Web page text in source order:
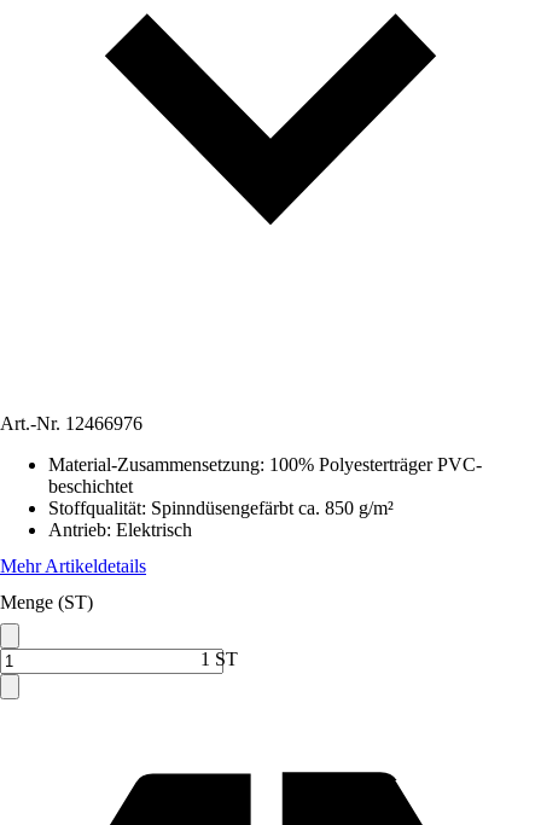
Art.-Nr. 12466976
Material-Zusammensetzung: 100% Polyesterträger PVC-
beschichtet
Stoffqualität: Spinndüsengefärbt ca. 850 g/m²
Antrieb: Elektrisch
Mehr Artikeldetails
Menge (ST)
1 ST